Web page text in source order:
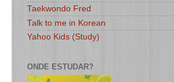
Taekwondo Fred
Talk to me in Korean
Yahoo Kids (Study)
ONDE ESTUDAR?